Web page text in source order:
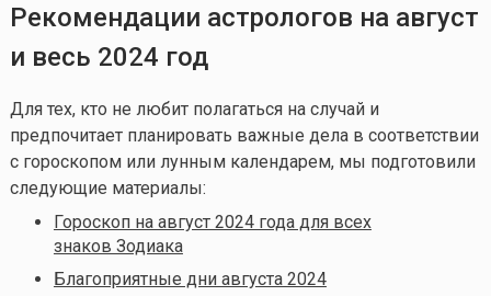
Рекомендации астрологов на август
и весь 2024 год
Для тех, кто не любит полагаться на случай и
предпочитает планировать важные дела в соответствии
с гороскопом или лунным календарем, мы подготовили
следующие материалы:
Гороскоп на август 2024 года для всех
знаков Зодиака
Благоприятные дни августа 2024